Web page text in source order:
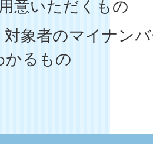
意いただくもの
対象者のマイナン
かるもの